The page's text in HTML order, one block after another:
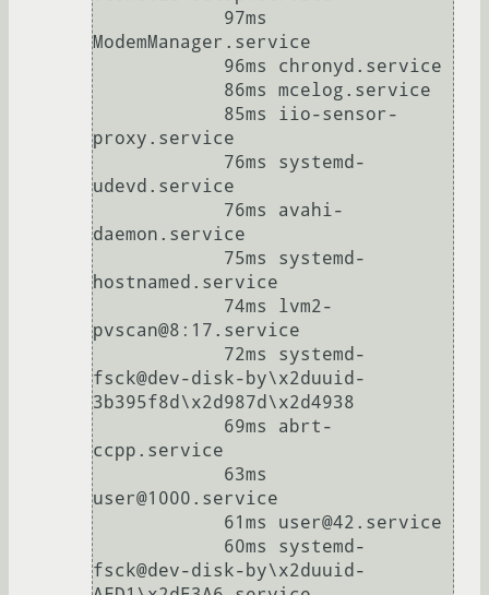
ModemManager.service
proxy.service
udevd.service
daemon.service
hostnamed.service
pvscan@8:17.service
fsck@dev-disk-by\x2duuid-
3b395f8d\x2d987d\x2d4938
ccpp.service
user@1000.service
fsck@dev-disk-by\x2duuid-